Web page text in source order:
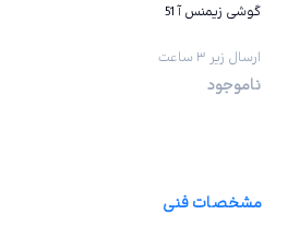
گوشی زیمنس آ 51
ارسال زیر ۳ ساعت
ناموجود
مشخصات فنی